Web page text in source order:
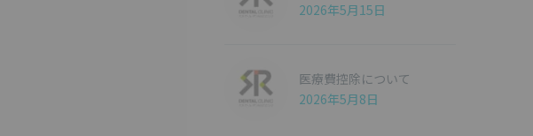
2026年5月15日
医療費控除について
2026年5月8日